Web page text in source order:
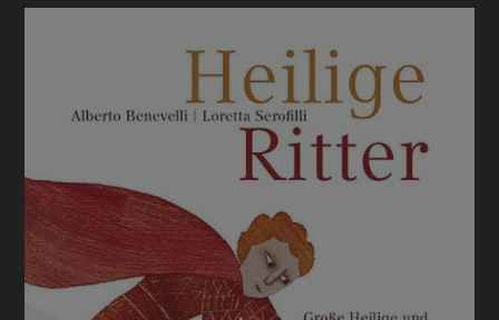
KINDER- & JUGENDBUCH
VERLAG
IDEEN & BEGLEITMATERIAL